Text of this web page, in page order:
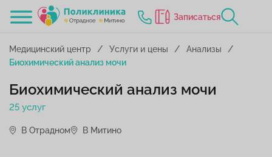
Записаться
Медицинский центр Услуги и цены
Анализы
Биохимический анализ мочи
Биохимический анализ мочи
25 услуг
В Отрадном В Митино